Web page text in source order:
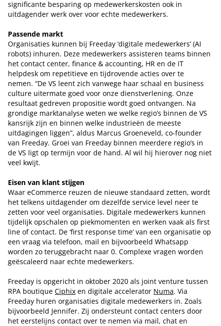
significante besparing op medewerkerskosten ook in
uitdagender werk over voor echte medewerkers.
Passende markt
Organisaties kunnen bij Freeday ‘digitale medewerkers’ (AI
robots) inhuren. Deze medewerkers assisteren teams binnen
het contact center, finance & accounting, HR en de IT
helpdesk om repetitieve en tijdrovende acties over te
nemen. “De VS leent zich vanwege haar schaal en business
culture uitermate goed voor onze dienstverlening. Onze
resultaat gedreven propositie wordt goed ontvangen. Na
grondige marktanalyse weten we welke regio’s binnen de VS
kansrijk zijn en binnen welke industrieën de meeste
uitdagingen liggen”, aldus Marcus Groeneveld, co-founder
van Freeday. Groei van Freeday binnen meerdere regio’s in
de VS ligt op termijn voor de hand. Al wil hij hierover nog niet
veel kwijt.
Eisen van klant stijgen
Waar eCommerce reuzen de nieuwe standaard zetten, wordt
het telkens uitdagender om dezelfde service level neer te
zetten voor veel organisaties. Digitale medewerkers kunnen
tijdelijk opschalen op piekmomenten en werken vaak als first
line of contact. De ‘first response time’ van een organisatie op
een vraag via telefoon, mail en bijvoorbeeld Whatsapp
worden zo teruggebracht naar 0. Complexe vragen worden
geëscaleerd naar echte medewerkers.
Freeday is opgericht in oktober 2020 als joint venture tussen
RPA boutique Ciphix en digitale accelerator Numa. Via
Freeday huren organisaties digitale medewerkers in. Zoals
bijvoorbeeld Jennifer. Zij ondersteunt contact centers door
het eerstelijns contact over te nemen via mail, chat en